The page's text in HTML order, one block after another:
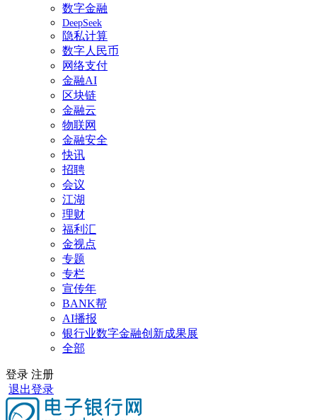
数字金融
DeepSeek
隐私计算
数字人民币
网络支付
金融AI
区块链
金融云
物联网
金融安全
快讯
招聘
会议
江湖
理财
福利汇
金视点
专题
专栏
宣传年
BANK帮
AI播报
银行业数字金融创新成果展
全部
登录 注册
退出登录